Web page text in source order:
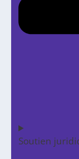
Soutien